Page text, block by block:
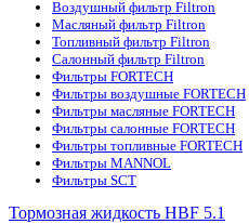
Воздушный фильтр Filtron
Масляный фильтр Filtron
Топливный фильтр Filtron
Салонный фильтр Filtron
Фильтры FORTECH
Фильтры воздушные FORTECH
Фильтры масляные FORTECH
Фильтры салонные FORTECH
Фильтры топливные FORTECH
Фильтры MANNOL
Фильтры SCT
Тормозная жидкость HBF 5.1